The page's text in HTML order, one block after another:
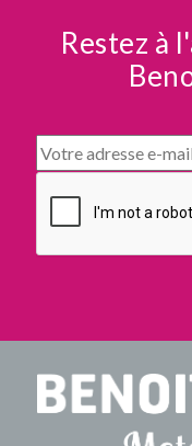
Restez à